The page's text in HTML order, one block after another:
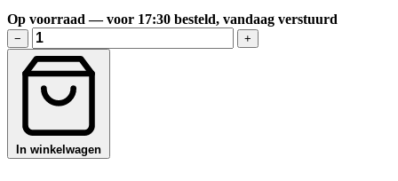
Op voorraad — voor 17:30 besteld, vandaag verstuurd
− +
In winkelwagen